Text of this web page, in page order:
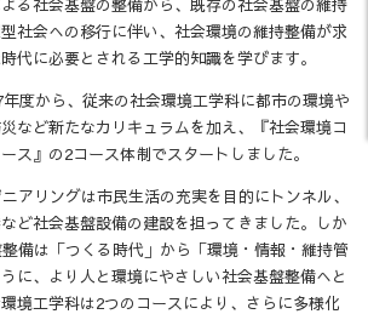
る社会基盤の整備から、既存の社会基盤の維持
社会への移行に伴い、社会環境の維持整備が求
代に必要とされる工学的知識を学びます。
度から、従来の社会環境工学科に都市の環境や
など新たなカリキュラムを加え、『社会環境コ
ス』の2コース体制でスタートしました。
アリングは市民生活の充実を目的にトンネル、
ど社会基盤設備の建設を担ってきました。しか
備は「つくる時代」から「環境・情報・維持管
に、より人と環境にやさしい社会基盤整備へと
境工学科は2つのコースにより、さらに多様化